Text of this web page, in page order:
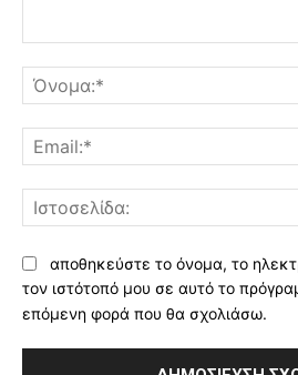
αποθηκεύστε το όνομα, το
τον ιστότοπό μου σε αυτό το
επόμενη φορά που θα σχολιάσω.